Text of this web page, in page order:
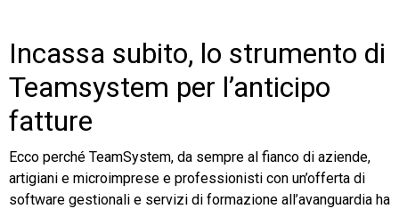
Incassa subito, lo strumento di
Teamsystem per l’anticipo
fatture
Ecco perché TeamSystem, da sempre al fianco di aziende,
artigiani e microimprese e professionisti con un’offerta di
software gestionali e servizi di formazione all’avanguardia ha